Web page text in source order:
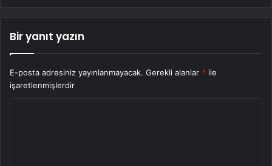
Bir yanıt yazın
E-posta adresiniz yayınlanmayacak. Gerekli alanlar * ile
işaretlenmişlerdir